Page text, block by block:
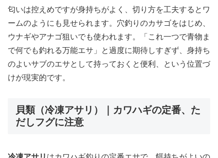
匂いは控えめですが身持ちがよく、切り方を工夫するとワ
ームのようにも見せられます。穴釣りのカサゴをはじめ、
ウナギやアナゴ狙いでも使われます。「これ一つで青物ま
で何でも釣れる万能エサ」と過度に期待しすぎず、身持ち
のよいサブのエサとして持っておくと便利、という位置づ
けが現実的です。
貝類（冷凍アサリ）｜カワハギの定番、た
だしフグに注意